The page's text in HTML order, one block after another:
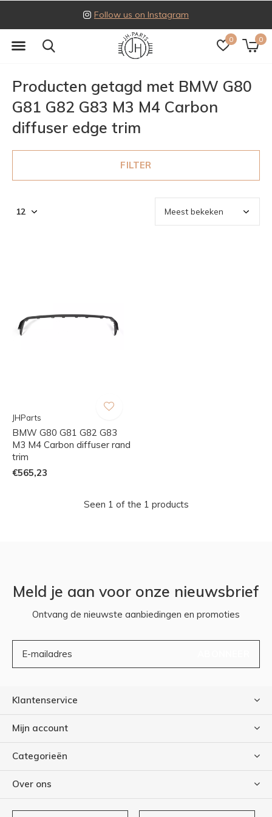
0 0
Follow us on Instagram
Producten getagd met BMW G80
G81 G82 G83 M3 M4 Carbon
diffuser edge trim
FILTER
JHParts
BMW G80 G81 G82 G83
M3 M4 Carbon diffuser rand
trim
€565,23
Seen 1 of the 1 products
Meld je aan voor onze nieuwsbrief
Ontvang de nieuwste aanbiedingen en promoties
Klantenservice
Mijn account
Categorieën
Over ons